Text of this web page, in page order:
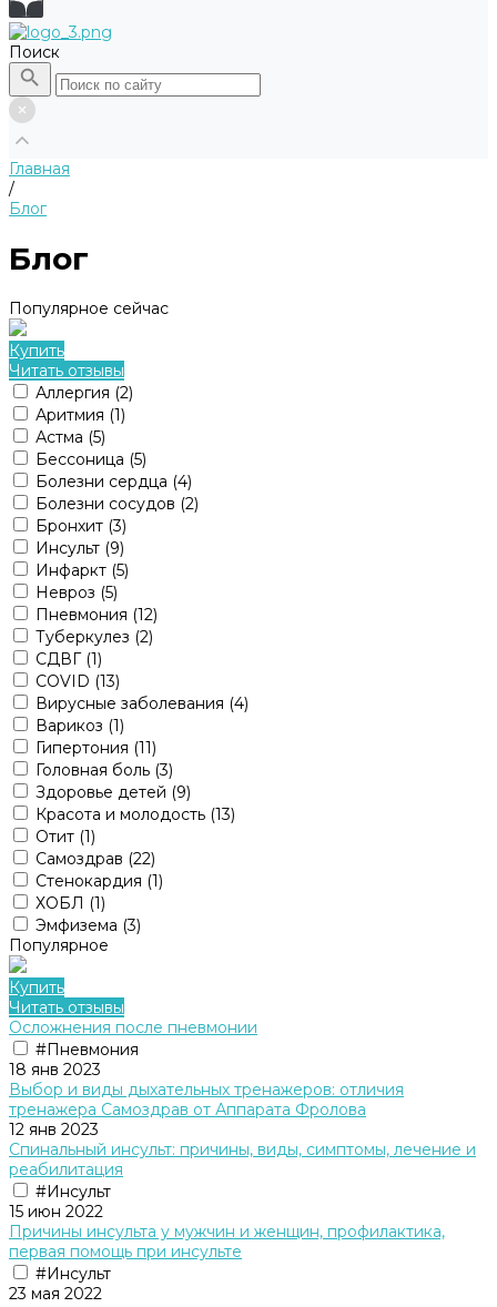
Поиск
Главная
/
Блог
Блог
Популярное сейчас
Купить
Читать отзывы
Аллергия (2)
Аритмия (1)
Астма (5)
Бессоница (5)
Болезни сердца (4)
Болезни сосудов (2)
Бронхит (3)
Инсульт (9)
Инфаркт (5)
Невроз (5)
Пневмония (12)
Туберкулез (2)
СДВГ (1)
COVID (13)
Вирусные заболевания (4)
Варикоз (1)
Гипертония (11)
Головная боль (3)
Здоровье детей (9)
Красота и молодость (13)
Отит (1)
Самоздрав (22)
Стенокардия (1)
ХОБЛ (1)
Эмфизема (3)
Популярное
Купить
Читать отзывы
Осложнения после пневмонии
#Пневмония
18 янв 2023
Выбор и виды дыхательных тренажеров: отличия
тренажера Cамоздрав от Аппарата Фролова
12 янв 2023
Спинальный инсульт: причины, виды, симптомы, лечение и
реабилитация
#Инсульт
15 июн 2022
Причины инсульта у мужчин и женщин, профилактика,
первая помощь при инсульте
#Инсульт
23 мая 2022